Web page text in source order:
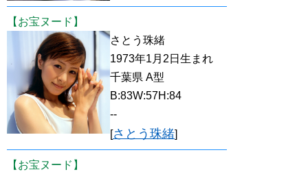
【お宝ヌード】
さとう珠緒
1973年1月2日生まれ
千葉県 A型
B:83W:57H:84
--
[さとう珠緒]
【お宝ヌード】